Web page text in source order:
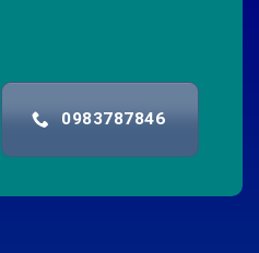
0983787846